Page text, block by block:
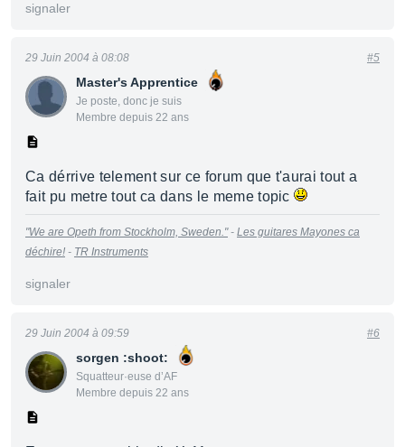
signaler
Master's Apprentice
Je poste, donc je suis
Membre depuis 22 ans
29 Juin 2004 à 08:08 #5
Ca dérrive telement sur ce forum que t'aurai tout a
fait pu metre tout ca dans le meme topic
"We are Opeth from Stockholm, Sweden."- Les guitares Mayones ca
déchire! - TR Instruments
signaler
sorgen :shoot:
Squatteur·euse d’AF
Membre depuis 22 ans
29 Juin 2004 à 09:59 #6